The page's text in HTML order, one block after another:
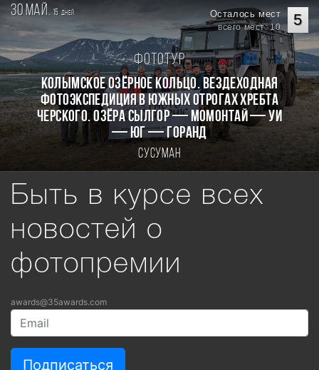
30 май. 15 дней 5
Осталось мест
всего мест: 10
Фототур
КОЛЫМСКОЕ ОЗЁРНОЕ КОЛЬЦО. Вездеходная
фотоэкспедиция в южных отрогах хребта
Черского. Озёра Сылгор — Момонтай — Уи
— Юг — Горанд
Сусуман
Быть в курсе всех
новостей о
фотопремии
awards@35awards.com